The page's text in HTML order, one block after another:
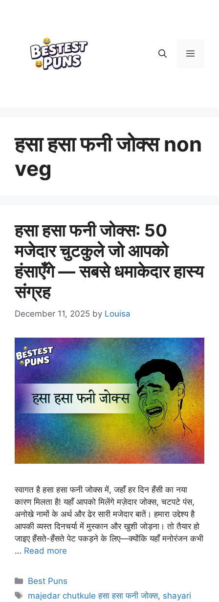
Menu
हसा हसा फनी जोक्स non
veg
हसा हसा फनी जोक्स: 50
मजेदार चुटकुले जो आपको
हंसाएँगे — सबसे धमाकेदार हास्य
संग्रह
December 11, 2025 by Louisa
स्वागत है हसा हसा फनी जोक्स में, जहाँ हर दिन हँसी का नया
कारण मिलता है! यहाँ आपको मिलेंगे मज़ेदार जोक्स, चटपटे पंस,
अनोखे नामों के अर्थ और ढेर सारी मजेदार बातें। हमारा उद्देश्य है
आपकी व्यस्त दिनचर्या में मुस्कान और खुशी जोड़ना। तो तैयार हो
जाइए हँसते-हँसते पेट पकड़ने के लिए—क्योंकि यहाँ मनोरंजन कभी
… Read more
Categories
Best Puns
Tags
majedar chutkule हसा हसा फनी जोक्स, shayari